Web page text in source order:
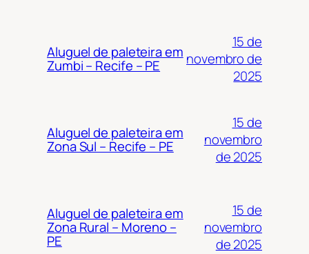
Aluguel de paleteira em
Zumbi – Recife – PE
15 de
novembro de
2025
Aluguel de paleteira em
Zona Sul – Recife – PE
15 de
novembro
de 2025
Aluguel de paleteira em
Zona Rural – Moreno –
PE
15 de
novembro
de 2025